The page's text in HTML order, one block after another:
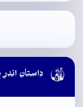
 داستان اندر